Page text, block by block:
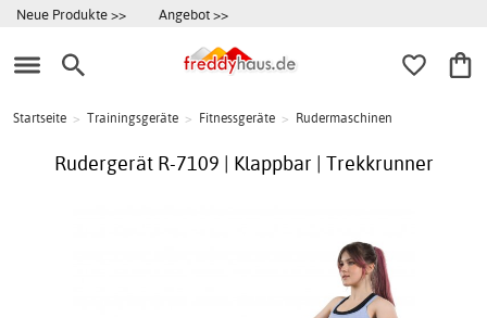
Neue Produkte >> Angebot >>
Startseite > Trainingsgeräte > Fitnessgeräte > Rudermaschinen
Rudergerät R-7109 | Klappbar | Trekkrunner